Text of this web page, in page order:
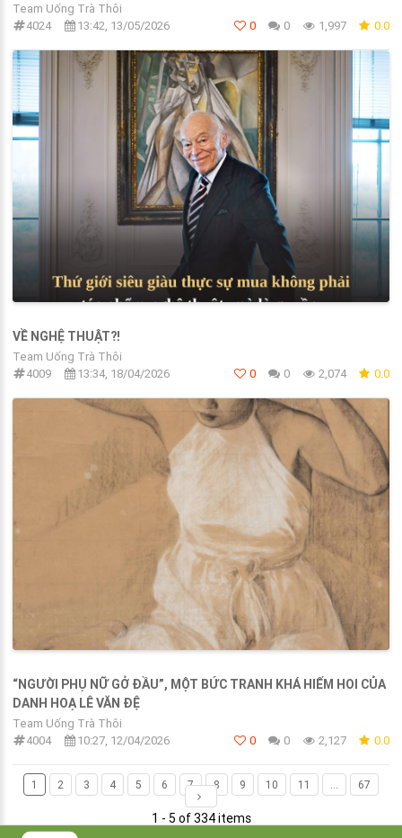
Team Uống Trà Thôi
4024
13:42, 13/05/2026 0 0 1,997 0.0
VỀ NGHỆ THUẬT?!
Team Uống Trà Thôi
4009
13:34, 18/04/2026 0 0 2,074 0.0
“NGƯỜI PHỤ NỮ GỞ ĐẦU”, MỘT BỨC TRANH KHÁ HIẾM HOI CỦA
DANH HOẠ LÊ VĂN ĐỆ
Team Uống Trà Thôi
4004
10:27, 12/04/2026 0 0 2,127 0.0
1 2 3 4 5 6 7 8 9 10 11 67
1 - 5 of 334 items